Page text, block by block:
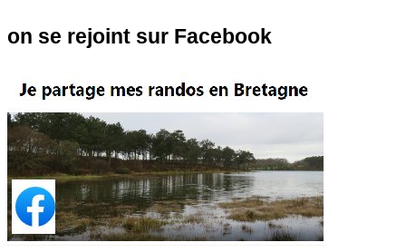
on se rejoint sur Facebook